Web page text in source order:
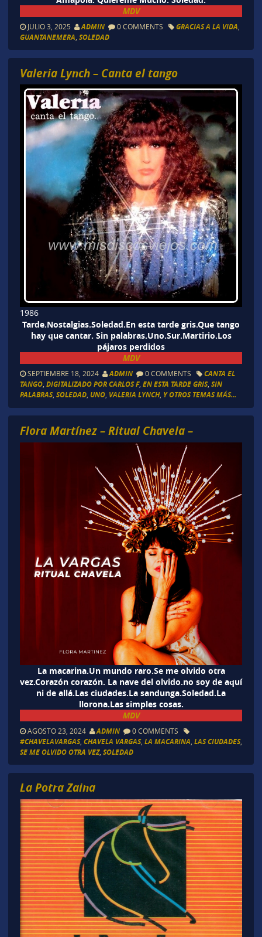
MDV
JULIO 3, 2025 ADMIN 0 COMMENTS GRACIAS A LA VIDA
GUANTANEMERA SOLEDAD
Valeria Lynch – Canta el tango
1986
Tarde.Nostalgias.Soledad.En esta tarde gris.Que tango
hay que cantar. Sin palabras.Uno.Sur.Martirio.Los
pájaros perdidos
MDV
SEPTIEMBRE 18, 2024 ADMIN 0 COMMENTS
CANTA EL
TANGO, DIGITALIZADO POR CARLOS F, EN ESTA TARDE GRIS, SIN
PALABRAS, SOLEDAD, UNO, VALERIA LYNCH, Y OTROS TEMAS MÁS...
Flora Martínez – Ritual Chavela –
La macarina.Un mundo raro.Se me olvido otra
vez.Corazón corazón. La nave del olvido.no soy de aquí
ni de allá.Las ciudades.La sandunga.Soledad.La
llorona.Las simples cosas.
MDV
AGOSTO 23, 2024 ADMIN 0 COMMENTS
#CHAVELAVARGAS, CHAVELA VARGAS, LA MACARINA LAS CIUDADES,
SE ME OLVIDO OTRA VEZ, SOLEDAD
La Potra Zaina